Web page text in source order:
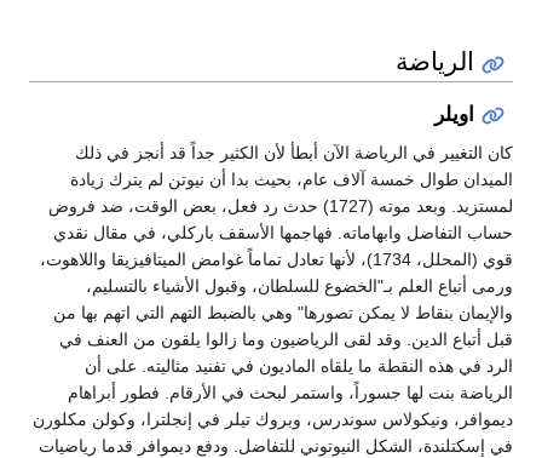
الرياضة
اويلر
كان التغيير في الرياضة الآن أبطأ لأن الكثير جداً قد أنجز في ذلك
الميدان طوال خمسة آلاف عام، بحيث بدا أن نيوتن لم يترك زيادة
لمستزيد. وبعد موته (1727) حدث رد فعل، بعض الوقت، ضد فروض
حساب التفاضل وابهاماته. فهاجمها الأسقف باركلي، في مقال نقدي
قوي (المحلل، 1734)، لأنها تعادل تماماً غوامض الميتافيزيقا واللاهوت،
ورمى أتباع العلم بـ"الخضوع للسلطان، وقبول الأشياء بالتسليم،
والإيمان بنقاط لا يمكن تصورها" وهي بالضبط التهم التي اتهم بها من
قبل أتباع الدين. وقد لقى الرياضيون وما زالوا يلقون من العنف في
الرد في هذه النقطة ما يلقاه الماديون في تفنيد مثاليته. على أن
الرياضة بنت لها جسوراً، واستمر لبحث في الأرقام. فطور أبراهام
ديموافر، ونيكولاس سوندرس، وبروك تيلر في إنجلترا، وكولن مكلورن
في إسكتلندة، الشكل النيوتوني للتفاضل. ودفع ديموافر قدما رياضيات